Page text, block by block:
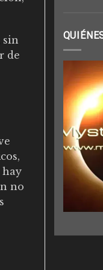
sin
de
hay
no